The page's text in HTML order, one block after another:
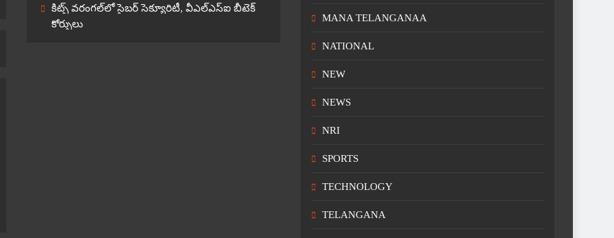
కిట్స్ వరంగల్‌లో సైబర్ సెక్యూరిటీ, వీఎల్‌ఎస్‌ఐ బీటెక్
కోర్సులు
MANA TELANGANAA
NATIONAL
NEW
NEWS
NRI
SPORTS
TECHNOLOGY
TELANGANA